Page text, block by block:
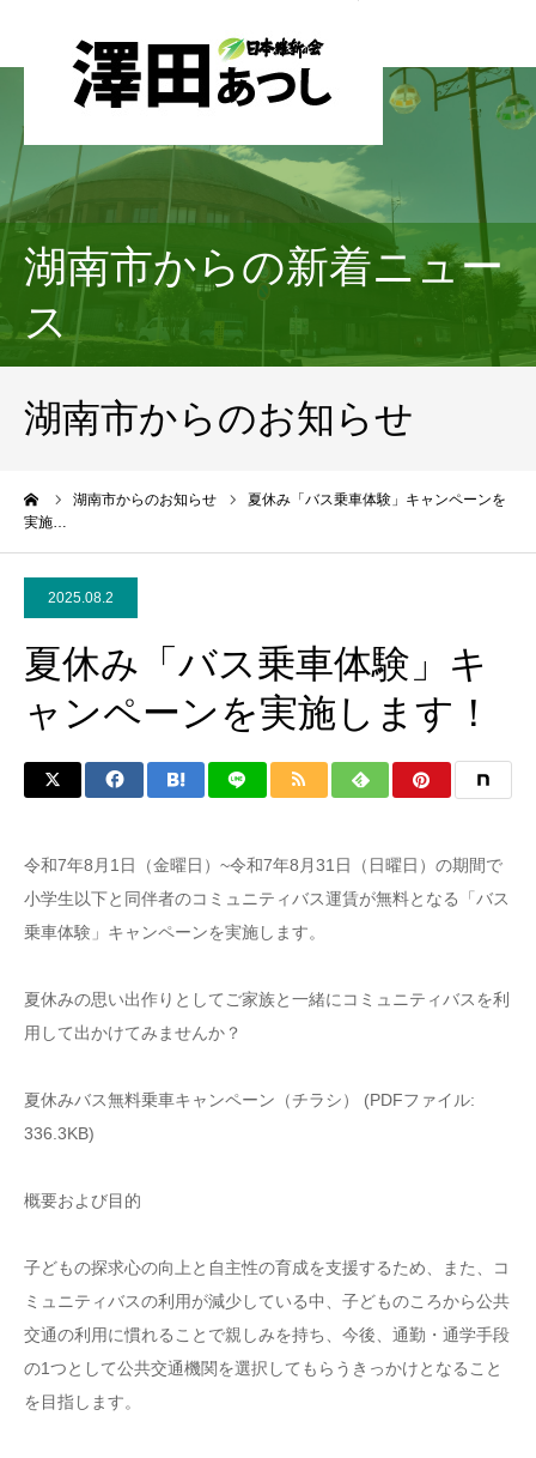
湖南市からの新着ニュー
ス
湖南市からのお知らせ
湖南市からのお知らせ
夏休み「バス乗車体験」キャンペーンを
実施…
2025.08.2
夏休み「バス乗車体験」キ
ャンペーンを実施します！
令和7年8月1日（金曜日）~令和7年8月31日（日曜日）の期間で
小学生以下と同伴者のコミュニティバス運賃が無料となる「バス
乗車体験」キャンペーンを実施します。
夏休みの思い出作りとしてご家族と一緒にコミュニティバスを利
用して出かけてみませんか？
夏休みバス無料乗車キャンペーン（チラシ） (PDFファイル:
336.3KB)
概要および目的
子どもの探求心の向上と自主性の育成を支援するため、また、コ
ミュニティバスの利用が減少している中、子どものころから公共
交通の利用に慣れることで親しみを持ち、今後、通勤・通学手段
の1つとして公共交通機関を選択してもらうきっかけとなること
を目指します。